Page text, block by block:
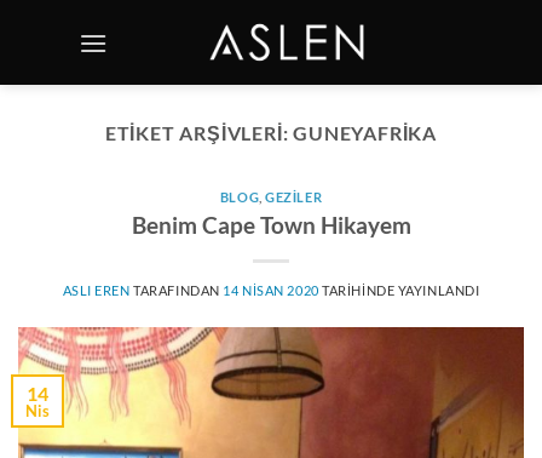
ETIKET ARŞIVLERI:GUNEYAFRIKA
BLOG ,GEZILER
Benim Cape Town Hikayem
ASLI EREN TARAFINDAN 14 NISAN 2020 TARIHINDE YAYINLANDI
14
Nis